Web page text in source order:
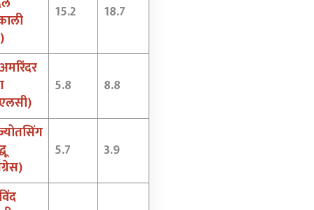
15.2 18.7
5.8 8.8
5.7 3.9
टॉप रील्स
संभाजीनगर